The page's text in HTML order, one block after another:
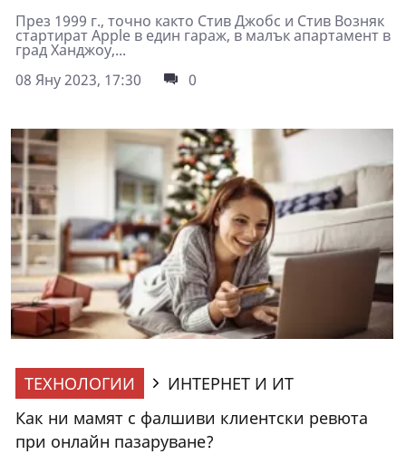
През 1999 г., точно както Стив Джобс и Стив Возняк
стартират Apple в един гараж, в малък апартамент в
град Ханджоу,...
08 Яну 2023, 17:30
0
ТЕХНОЛОГИИ
ИНТЕРНЕТ И ИТ
Как ни мамят с фалшиви клиентски ревюта
при онлайн пазаруване?